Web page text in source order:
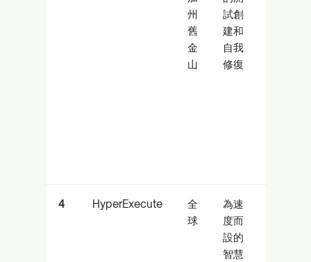
州
舊
金
山
試創
建和
自我
修復
4 HyperExecute
全
球
為速
度而
設的
智慧